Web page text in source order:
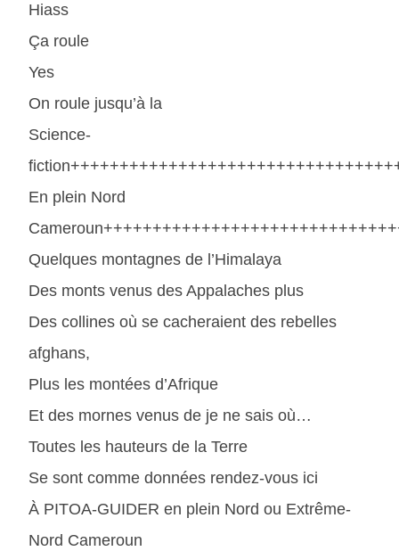
Hiass
Ça roule
Yes
On roule jusqu’à la
Science-
En plein Nord
Quelques montagnes de l’Himalaya
Des monts venus des Appalaches plus
Des collines où se cacheraient des rebelles
afghans,
Plus les montées d’Afrique
Et des mornes venus de je ne sais où…
Toutes les hauteurs de la Terre
Se sont comme données rendez-vous ici
À PITOA-GUIDER en plein Nord ou Extrême-
Nord Cameroun